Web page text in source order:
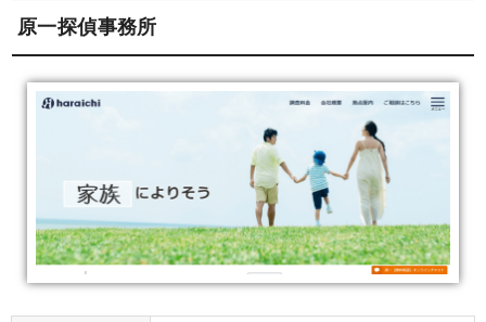
原一探偵事務所